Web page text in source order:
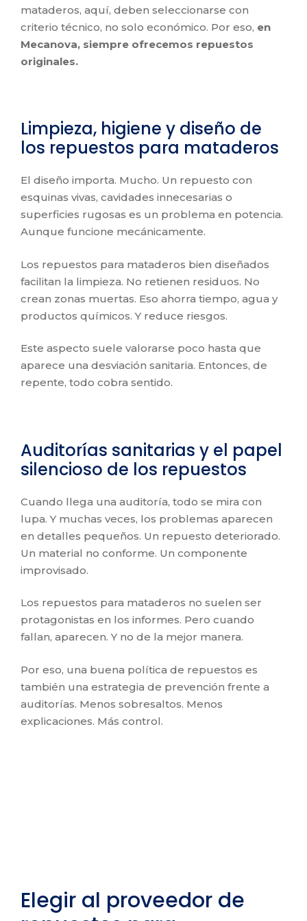
mataderos, aquí, deben seleccionarse con
criterio técnico, no solo económico. Por eso, en
Mecanova, siempre ofrecemos repuestos
originales.
Limpieza, higiene y diseño de
los repuestos para mataderos
El diseño importa. Mucho. Un repuesto con
esquinas vivas, cavidades innecesarias o
superficies rugosas es un problema en potencia.
Aunque funcione mecánicamente.
Los repuestos para mataderos bien diseñados
facilitan la limpieza. No retienen residuos. No
crean zonas muertas. Eso ahorra tiempo, agua y
productos químicos. Y reduce riesgos.
Este aspecto suele valorarse poco hasta que
aparece una desviación sanitaria. Entonces, de
repente, todo cobra sentido.
Auditorías sanitarias y el papel
silencioso de los repuestos
Cuando llega una auditoría, todo se mira con
lupa. Y muchas veces, los problemas aparecen
en detalles pequeños. Un repuesto deteriorado.
Un material no conforme. Un componente
improvisado.
Los repuestos para mataderos no suelen ser
protagonistas en los informes. Pero cuando
fallan, aparecen. Y no de la mejor manera.
Por eso, una buena política de repuestos es
también una estrategia de prevención frente a
auditorías. Menos sobresaltos. Menos
explicaciones. Más control.
Elegir al proveedor de